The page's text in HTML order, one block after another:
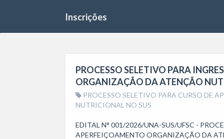
Inscrições
PROCESSO SELETIVO PARA
ORGANIZAÇÃO DA ATENÇÃO
PROCESSO SELETIVO PARA CURSO DE
NUTRICIONAL NO SUS
EDITAL N° 001/2026/UNA-SUS/UFSC -
APERFEIÇOAMENTO ORGANIZAÇÃO DA